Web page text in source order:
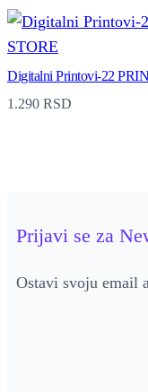
Digitalni Printovi-22
1.290 RSD
Prijavi se za
Ostavi svoju email